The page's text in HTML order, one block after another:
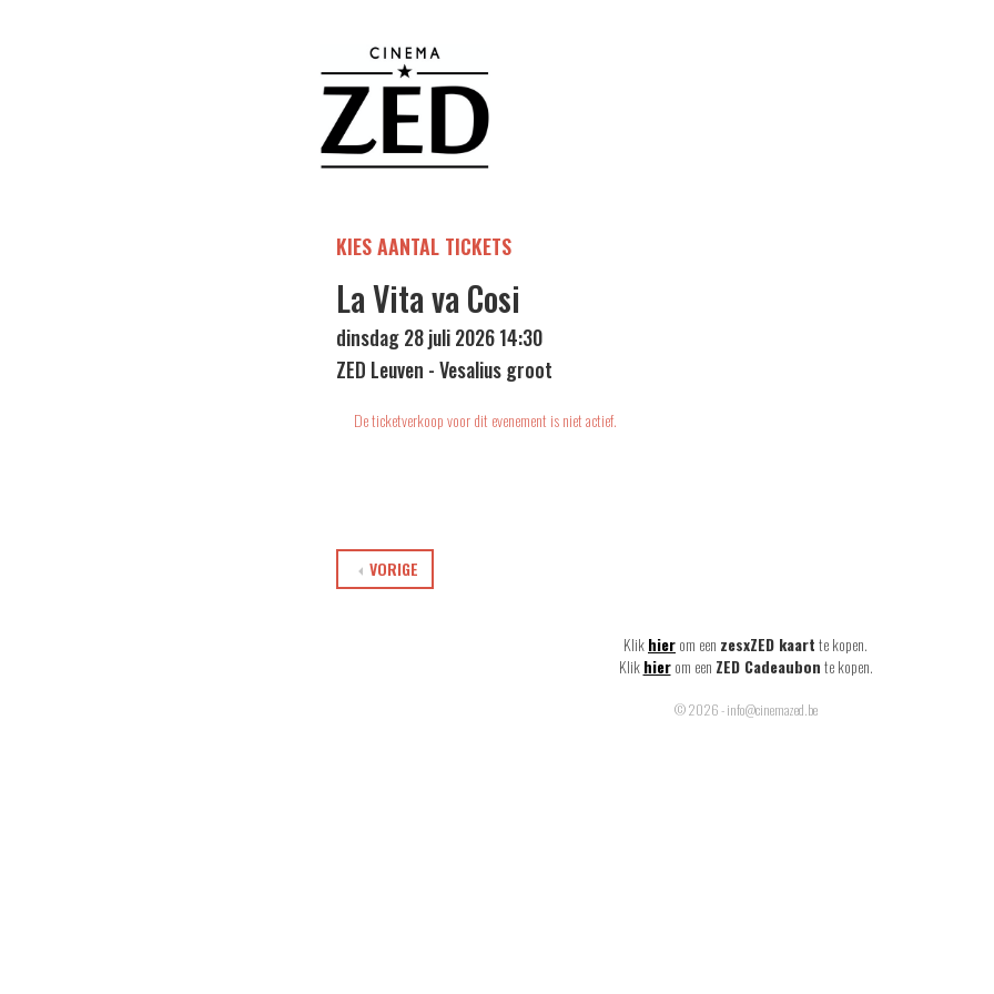
KIES AANTAL TICKETS
La Vita va Cosi
dinsdag 28 juli 2026 14:30
ZED Leuven - Vesalius groot
De ticketverkoop voor dit evenement is niet actief.
VORIGE
Klikhierom een zesxZED kaartte kopen.
Klik hier om een ZED Cadeaubonte kopen.
© 2026 - info@cinemazed.be